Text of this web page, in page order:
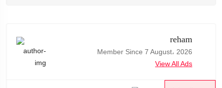
reham
Member Since 7 August، 2026
View All Ads